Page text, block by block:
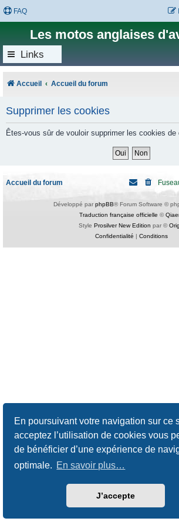
En poursuivant votre navigation sur ce
acceptez l’utilisation de cookies vous
de bénéficier d’une expérience de
optimale. En savoir plus…
J’accepte
FAQ
Les motos anglaises
Links
Accueil Accueil du forum
Supprimer les cookies
Êtes-vous sûr de vouloir supprimer les cookies de
Accueil du forum
Développé par phpBB® Forum Software ©
Traduction française officielle ©
Style Prosilver New Edition par ©
Confidentialité | Conditions